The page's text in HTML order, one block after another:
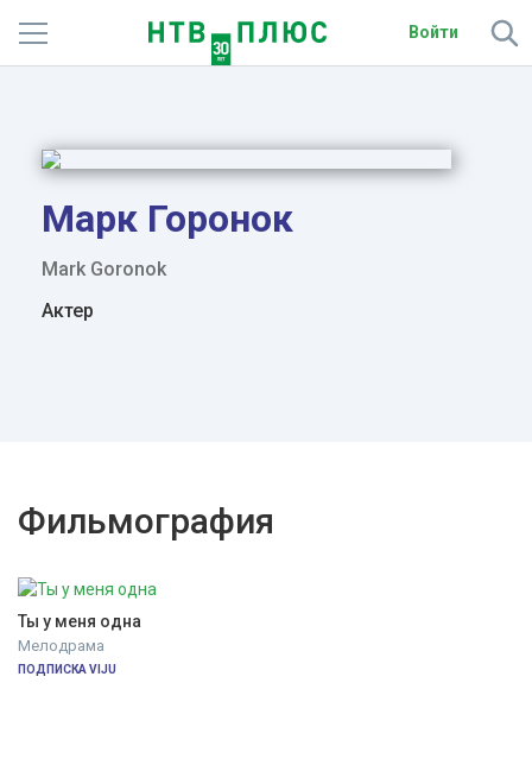
Войти
Фильмы и сериалы
Спорт
Подписки
Радио
Марк Горонок
Mark Goronok
Актер
Фильмография
Ты у меня одна
Мелодрама
ПОДПИСКА VIJU